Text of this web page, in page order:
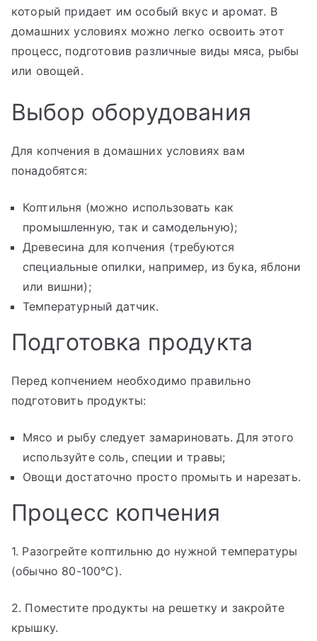
который придает им особый вкус и аромат. В
домашних условиях можно легко освоить этот
процесс, подготовив различные виды мяса, рыбы
или овощей.
Выбор оборудования
Для копчения в домашних условиях вам
понадобятся:
Коптильня (можно использовать как
промышленную, так и самодельную);
Древесина для копчения (требуются
специальные опилки, например, из бука, яблони
или вишни);
Температурный датчик.
Подготовка продукта
Перед копчением необходимо правильно
подготовить продукты:
Мясо и рыбу следует замариновать. Для этого
используйте соль, специи и травы;
Овощи достаточно просто промыть и нарезать.
Процесс копчения
1. Разогрейте коптильню до нужной температуры
(обычно 80-100°C).
2. Поместите продукты на решетку и закройте
крышку.